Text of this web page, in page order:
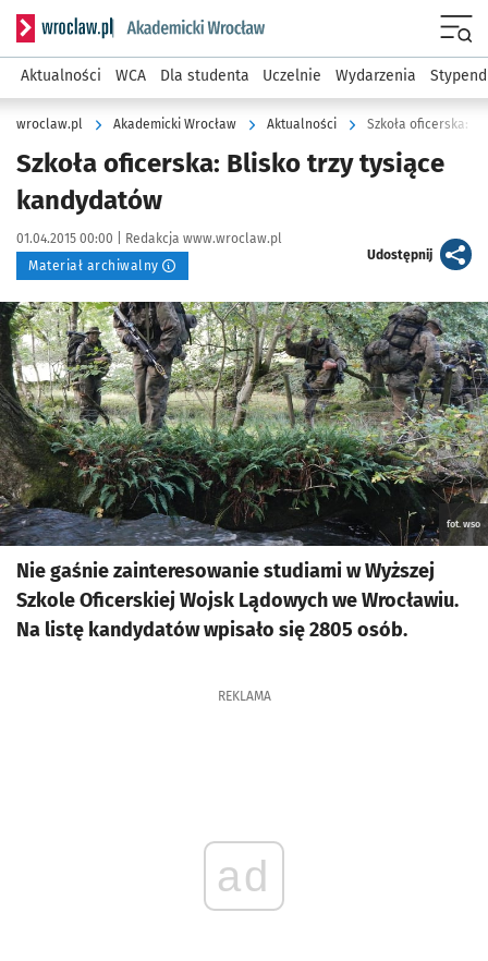
Serwis informacyjny wroclaw.pl podserwis: Akademicki
Aktualności WCA Dla studenta Uczelnie Wydarzenia
wroclaw.pl Akademicki Wrocław Aktualności Szkoła oficerska:
Szkoła oficerska: Blisko trzy tysiące
kandydatów
Data publikacji:
01.04.2015 00:00 | Autor:
Redakcja www.wroclaw.pl
Materiał archiwalny
Udostępnijartykuł
Kliknij, aby powiększyć
fot. wso
Nie gaśnie zainteresowanie studiami w Wyższej
Szkole Oficerskiej Wojsk Lądowych we Wrocławiu.
Na listę kandydatów wpisało się 2805 osób.
REKLAMA
ad